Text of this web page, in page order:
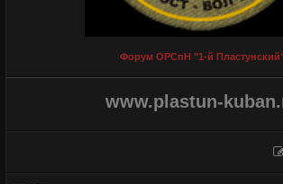
Форум ОРСпН "1-й
www.plastun-